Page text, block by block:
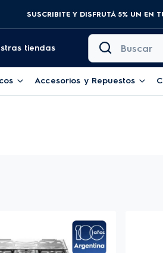
SUSCRIBITE Y DISFRUTÁ 5% UN EN
tiendas
Buscar
Accesorios y Repuestos